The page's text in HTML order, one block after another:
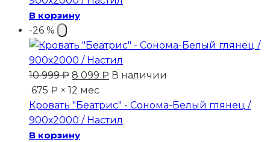
999 ₽.
В корзину
-26 %
10 999₽ Первоначальная
цена
составляла
10
999 ₽.
8 099 ₽ Текущая
8
099 ₽.
В наличии
675 ₽ × 12 мес
Кровать "Беатрис" - Сонома-Белый глянец /
900х2000 / Настил
В корзину